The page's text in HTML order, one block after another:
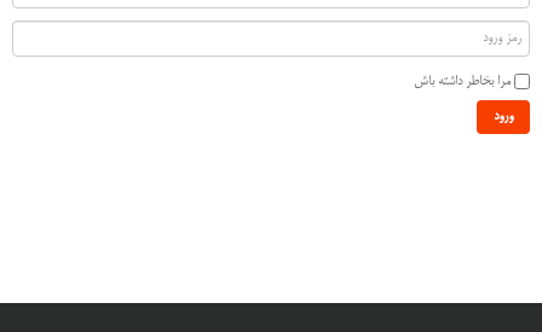
مرا بخاطر داشته باش
ورود